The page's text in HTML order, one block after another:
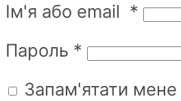
Ім'я або email *
Пароль *
Запам'ятати мене